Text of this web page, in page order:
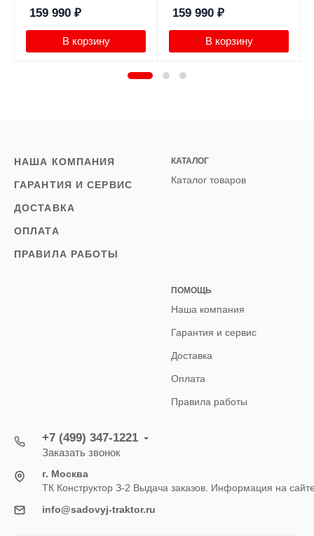
159 990 ₽
В корзину
159 990 ₽
В корзину
НАША КОМПАНИЯ
ГАРАНТИЯ И СЕРВИС
ДОСТАВКА
ОПЛАТА
ПРАВИЛА РАБОТЫ
КАТАЛОГ
Каталог товаров
ПОМОЩЬ
Наша компания
Гарантия и сервис
Доставка
Оплата
Правила работы
+7 (499) 347-1221
Заказать звонок
г. Москва
ТК Конструктор З-2 Выдача заказов. Информация на
info@sadovyj-traktor.ru